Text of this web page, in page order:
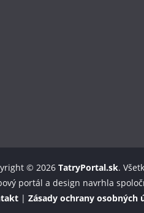
© 2026 TatryPortal.sk.
portál a design navrhla
| Zásady ochrany osobných